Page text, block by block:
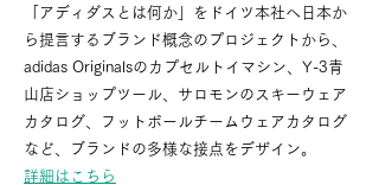
「アディダスとは何か」をドイツ本社へ日本か
ら提言するブランド概念のプロジェクトから、
adidas Originalsのカプセルトイマシン、Y-3青
山店ショップツール、サロモンのスキーウェア
カタログ、フットボールチームウェアカタログ
など、ブランドの多様な接点をデザイン。
詳細はこちら